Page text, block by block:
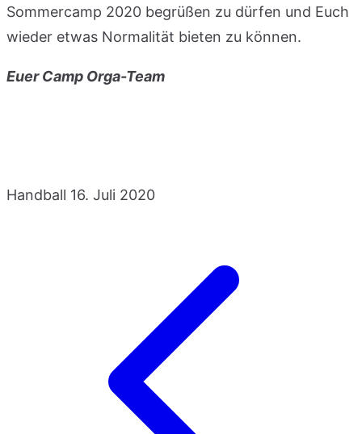
Sommercamp 2020 begrüßen zu dürfen und Euch
wieder etwas Normalität bieten zu können.
Euer Camp Orga-Team
Handball 16. Juli 2020